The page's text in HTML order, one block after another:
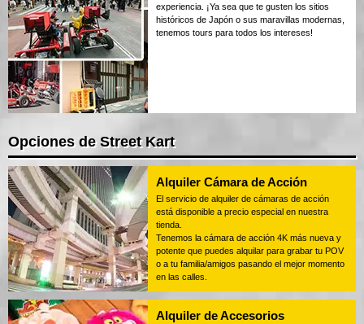
experiencia. ¡Ya sea que te gusten los sitios
históricos de Japón o sus maravillas modernas,
tenemos tours para todos los intereses!
Opciones de Street Kart
Alquiler Cámara de Acción
El servicio de alquiler de cámaras de acción
está disponible a precio especial en nuestra
tienda.
Tenemos la cámara de acción 4K más nueva y
potente que puedes alquilar para grabar tu POV
o a tu familia/amigos pasando el mejor momento
en las calles.
Alquiler de Accesorios